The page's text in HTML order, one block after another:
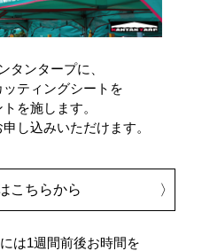
タンタープに、
ティングシートを
を施します。
し込みいただけます。
こちらから
は1週間前後お時間を